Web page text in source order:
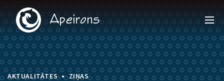
AKTUALITĀTES • ZIŅAS